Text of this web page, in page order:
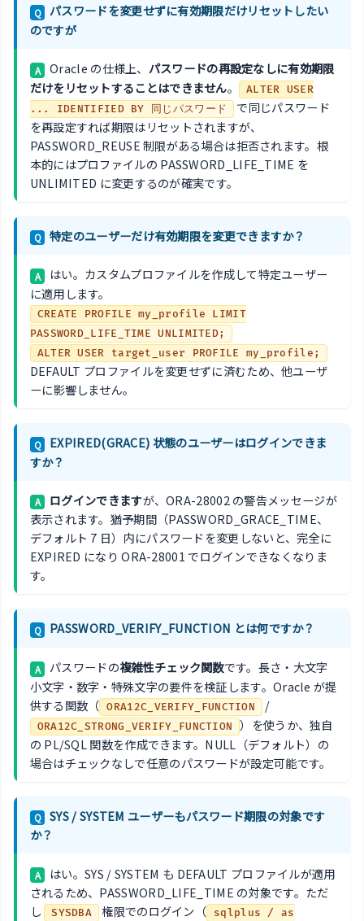
Q
パスワードを変更せずに有効期限だけリセットしたい
のですが
A Oracle の仕様上、 パスワードの再設定なしに有効期限
だけをリセットすることはできません。 ALTER USER
... IDENTIFIED BY 同じパスワード
で同じパスワード
を再設定すれば期限はリセットされますが、
PASSWORD_REUSE 制限がある場合は拒否されます。根
本的にはプロファイルの PASSWORD_LIFE_TIME を
UNLIMITED に変更するのが確実です。
Q 特定のユーザーだけ有効期限を変更できますか？
A
はい。カスタムプロファイルを作成して特定ユーザー
に適用します。
CREATE PROFILE my_profile LIMIT
PASSWORD_LIFE_TIME UNLIMITED;
ALTER USER target_user PROFILE my_profile;
DEFAULT プロファイルを変更せずに済むため、他ユーザ
ーに影響しません。
Q
EXPIRED(GRACE) 状態のユーザーはログインできま
すか？
A ログインできますが、ORA-28002 の警告メッセージが
表示されます。猶予期間（PASSWORD_GRACE_TIME、
デフォルト 7 日）内にパスワードを変更しないと、完全に
EXPIRED になり ORA-28001 でログインできなくなりま
す。
Q PASSWORD_VERIFY_FUNCTION とは何ですか？
A パスワードの複雑性チェック関数です。長さ・大文字
小文字・数字・特殊文字の要件を検証します。Oracle が提
供する関数（ ORA12C_VERIFY_FUNCTION /
ORA12C_STRONG_VERIFY_FUNCTION
）を使うか、独自
の PL/SQL 関数を作成できます。NULL（デフォルト）の
場合はチェックなしで任意のパスワードが設定可能です。
Q
SYS / SYSTEM ユーザーもパスワード期限の対象です
か？
A
はい。SYS / SYSTEM も DEFAULT プロファイルが適用
されるため、PASSWORD_LIFE_TIME の対象です。ただ
し SYSDBA 権限でのログイン（
sqlplus / as